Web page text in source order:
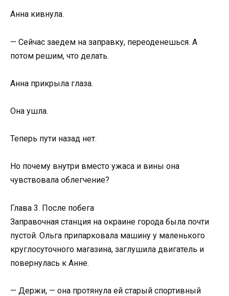
Анна кивнула.
— Сейчас заедем на заправку, переоденешься. А
потом решим, что делать.
Анна прикрыла глаза.
Она ушла.
Теперь пути назад нет.
Но почему внутри вместо ужаса и вины она
чувствовала облегчение?
Глава 3. После побега
Заправочная станция на окраине города была почти
пустой. Ольга припарковала машину у маленького
круглосуточного магазина, заглушила двигатель и
повернулась к Анне.
— Держи, — она протянула ей старый спортивный